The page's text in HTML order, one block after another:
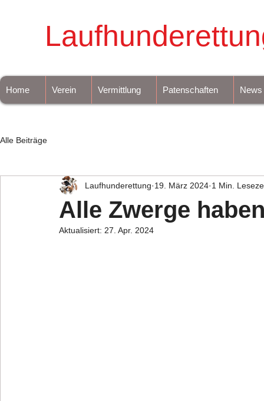
Home Verein Vermittlung Patenschaften News
Alle Beiträge
Alle Zwerge
Laufhunderettung 19. März 2024 1 Min.
Aktualisiert: 27. Apr. 2024